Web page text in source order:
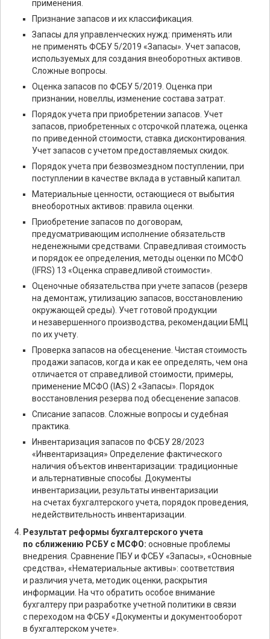
применения.
Признание запасов и их классификация.
Запасы для управленческих нужд: применять или
не применять ФСБУ 5/2019 «Запасы». Учет запасов,
используемых для создания внеоборотных активов.
Сложные вопросы.
Оценка запасов по ФСБУ 5/2019. Оценка при
признании, новеллы, изменение состава затрат.
Порядок учета при приобретении запасов. Учет
запасов, приобретенных с отсрочкой платежа, оценка
по приведенной стоимости, ставка дисконтирования.
Учет запасов с учетом предоставляемых скидок.
Порядок учета при безвозмездном поступлении, при
поступлении в качестве вклада в уставный капитал.
Материальные ценности, остающиеся от выбытия
внеоборотных активов: правила оценки.
Приобретение запасов по договорам,
предусматривающим исполнение обязательств
неденежными средствами. Справедливая стоимость
и порядок ее определения, методы оценки по МСФО
(IFRS) 13 «Оценка справедливой стоимости».
Оценочные обязательства при учете запасов (резерв
на демонтаж, утилизацию запасов, восстановлению
окружающей среды). Учет готовой продукции
и незавершенного производства, рекомендации БМЦ
по их учету.
Проверка запасов на обесценение. Чистая стоимость
продажи запасов, когда и как ее определять, чем она
отличается от справедливой стоимости, примеры,
применение МСФО (IAS) 2 «Запасы». Порядок
восстановления резерва под обесценение запасов.
Списание запасов. Сложные вопросы и судебная
практика.
Инвентаризация запасов по ФСБУ 28/2023
«Инвентаризация» Определение фактического
наличия объектов инвентаризации: традиционные
и альтернативные способы. Документы
инвентаризации, результаты инвентаризации
на счетах бухгалтерского учета, порядок проведения,
недействительность инвентаризации.
Результат реформы бухгалтерского учета
по сближению РСБУ с МСФО: основные проблемы
внедрения. Сравнение ПБУ и ФСБУ «Запасы», «Основные
средства», «Нематериальные активы»: соответствия
и различия учета, методик оценки, раскрытия
информации. На что обратить особое внимание
бухгалтеру при разработке учетной политики в связи
с переходом на ФСБУ «Документы и документооборот
в бухгалтерском учете».